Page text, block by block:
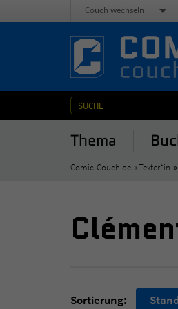
Thema
Couch wechseln
Comic-Couch.de Texter*in
Sortierung: